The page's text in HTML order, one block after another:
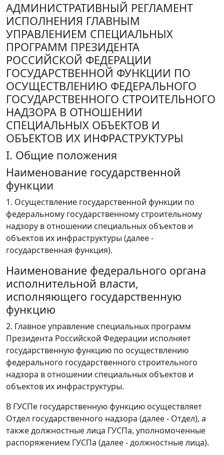
АДМИНИСТРАТИВНЫЙ РЕГЛАМЕНТ
ИСПОЛНЕНИЯ ГЛАВНЫМ
УПРАВЛЕНИЕМ СПЕЦИАЛЬНЫХ
ПРОГРАММ ПРЕЗИДЕНТА
РОССИЙСКОЙ ФЕДЕРАЦИИ
ГОСУДАРСТВЕННОЙ ФУНКЦИИ ПО
ОСУЩЕСТВЛЕНИЮ ФЕДЕРАЛЬНОГО
ГОСУДАРСТВЕННОГО СТРОИТЕЛЬНОГО
НАДЗОРА В ОТНОШЕНИИ
СПЕЦИАЛЬНЫХ ОБЪЕКТОВ И
ОБЪЕКТОВ ИХ ИНФРАСТРУКТУРЫ
I. Общие положения
Наименование государственной
функции
1. Осуществление государственной функции по
федеральному государственному строительному
надзору в отношении специальных объектов и
объектов их инфраструктуры (далее -
государственная функция).
Наименование федерального органа
исполнительной власти,
исполняющего государственную
функцию
2. Главное управление специальных программ
Президента Российской Федерации исполняет
государственную функцию по осуществлению
федерального государственного строительного
надзора в отношении специальных объектов и
объектов их инфраструктуры.
В ГУСПе государственную функцию осуществляет
Отдел государственного надзора (далее - Отдел), а
также должностные лица ГУСПа, уполномоченные
распоряжением ГУСПа (далее - должностные лица).